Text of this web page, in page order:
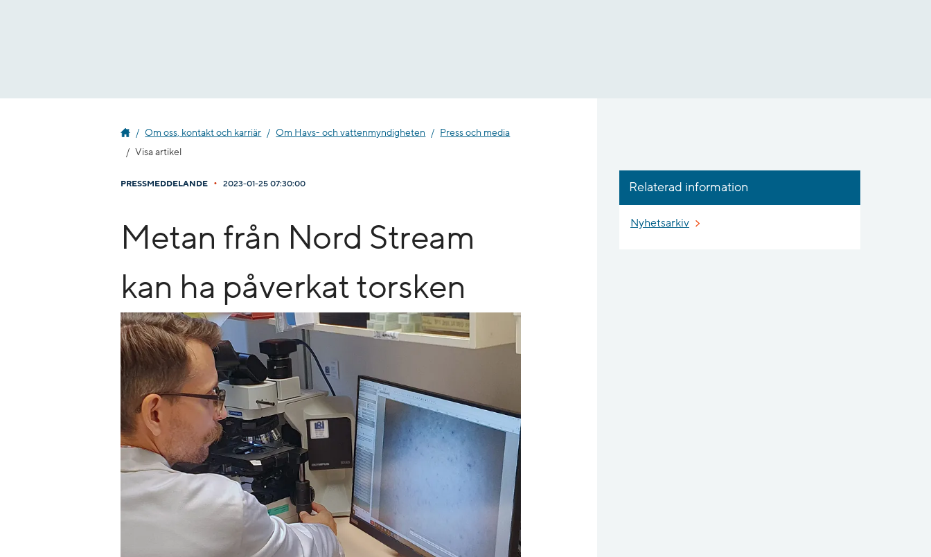
Om oss, kontakt och karriär Om Havs- och vatten­myndigheten
Press och media
Visa artikel
PRESSMEDDELANDE • 2023-01-25 07:30:00
Metan från Nord Stream
kan ha påverkat torsken
Relaterad information
Nyhetsarkiv